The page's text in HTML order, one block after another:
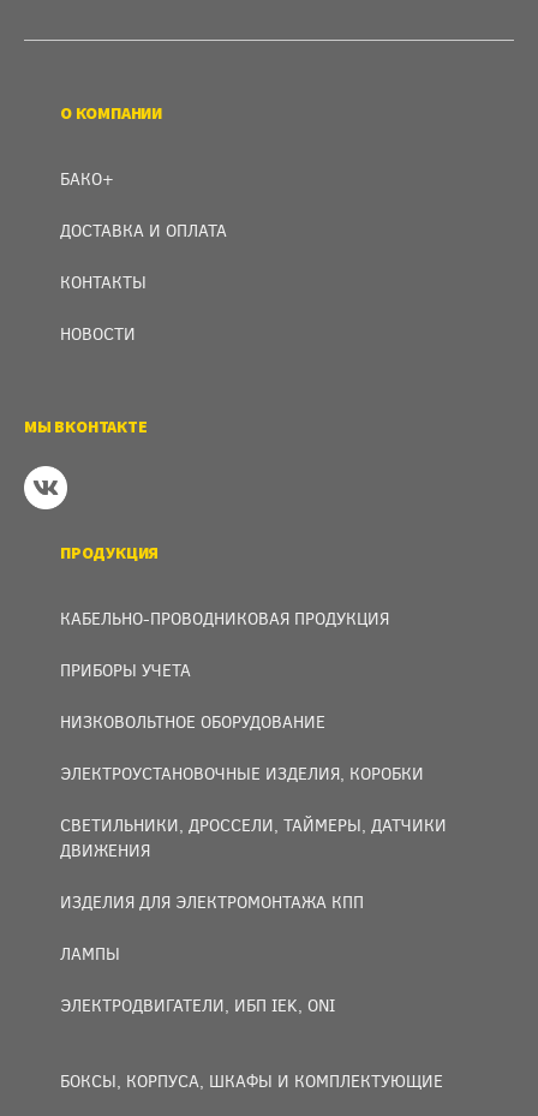
О КОМПАНИИ
БАКО+
ДОСТАВКА И ОПЛАТА
КОНТАКТЫ
НОВОСТИ
МЫ ВКОНТАКТЕ
ПРОДУКЦИЯ
КАБЕЛЬНО-ПРОВОДНИКОВАЯ ПРОДУКЦИЯ
ПРИБОРЫ УЧЕТА
НИЗКОВОЛЬТНОЕ ОБОРУДОВАНИЕ
ЭЛЕКТРОУСТАНОВОЧНЫЕ ИЗДЕЛИЯ, КОРОБКИ
СВЕТИЛЬНИКИ, ДРОССЕЛИ, ТАЙМЕРЫ, ДАТЧИКИ
ДВИЖЕНИЯ
ИЗДЕЛИЯ ДЛЯ ЭЛЕКТРОМОНТАЖА КПП
ЛАМПЫ
ЭЛЕКТРОДВИГАТЕЛИ, ИБП IEK, ONI
БОКСЫ, КОРПУСА, ШКАФЫ И КОМПЛЕКТУЮЩИЕ